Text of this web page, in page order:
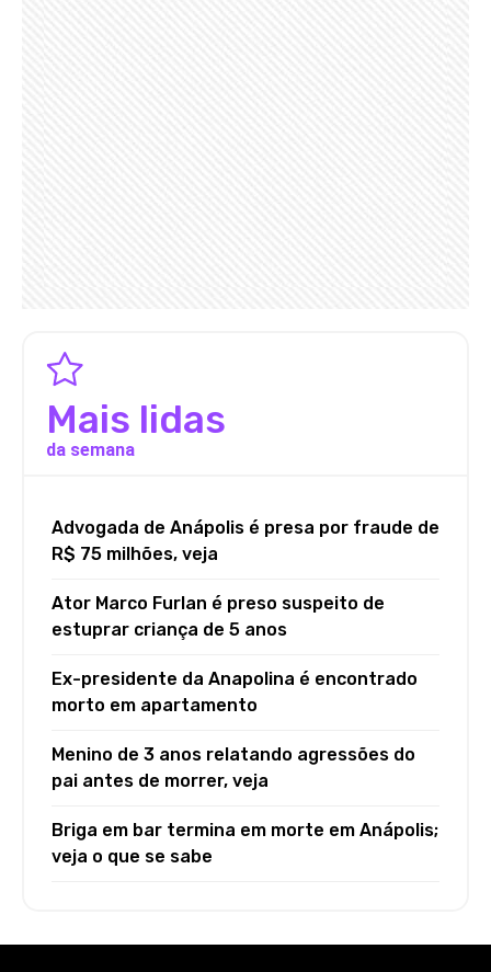
Mais lidas
da semana
Advogada de Anápolis é presa por fraude de
R$ 75 milhões, veja
Ator Marco Furlan é preso suspeito de
estuprar criança de 5 anos
Ex-presidente da Anapolina é encontrado
morto em apartamento
Menino de 3 anos relatando agressões do
pai antes de morrer, veja
Briga em bar termina em morte em Anápolis;
veja o que se sabe